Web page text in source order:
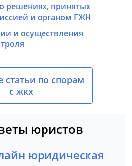
решениях, принятых
и органом ГЖН
и осуществления
статьи по спорам
с жкх
юристов
юридическая